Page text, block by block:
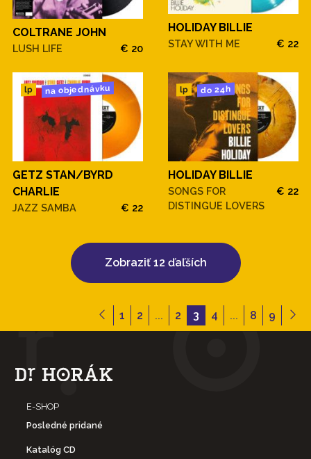
COLTRANE JOHN
LUSH LIFE € 20
HOLIDAY BILLIE
STAY WITH ME € 22
lp na objednávku
GETZ STAN/BYRD
CHARLIE
JAZZ SAMBA € 22
lp do 24h
HOLIDAY BILLIE
SONGS FOR
DISTINGUE LOVERS
€ 22
Zobraziť 12 ďaľších
1 2 ... 2 3 4 ... 8 9
E-SHOP
Posledné pridané
Katalóg CD